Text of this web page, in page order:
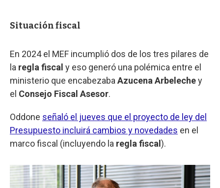
Situación fiscal
En 2024 el MEF incumplió dos de los tres pilares de
la regla fiscal y eso generó una polémica entre el
ministerio que encabezaba Azucena Arbelechey
el Consejo Fiscal Asesor.
Oddone señaló el jueves que el proyecto de ley del
Presupuesto incluirá cambios y novedades en el
marco fiscal (incluyendo la regla fiscal ).